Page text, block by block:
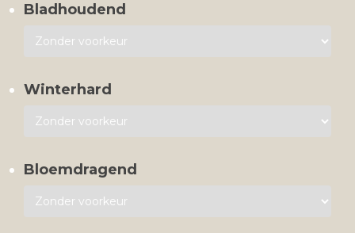
Bladhoudend
Winterhard
Bloemdragend